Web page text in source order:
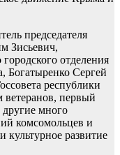
председателя
Зисьевич,
отделения
Богатыренко Сергей
республики
первый
много
комсомольцев и
культурное развитие